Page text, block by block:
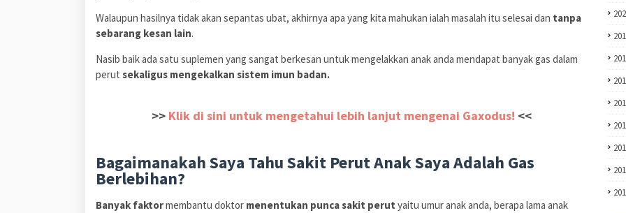
Walaupun hasilnya tidak akan sepantas ubat, akhirnya apa yang kita mahukan ialah masalah itu selesai dan tanpa
sebarang kesan lain.
Nasib baik ada satu suplemen yang sangat berkesan untuk mengelakkan anak anda mendapat banyak gas dalam
perut sekaligus mengekalkan sistem imun badan.
>> Klik di sini untuk mengetahui lebih lanjut mengenai Gaxodus! <<
Bagaimanakah Saya Tahu Sakit Perut Anak Saya Adalah Gas
Berlebihan?
Banyak faktormembantu doktor menentukan punca sakit perut yaitu umur anak anda, berapa lama anak